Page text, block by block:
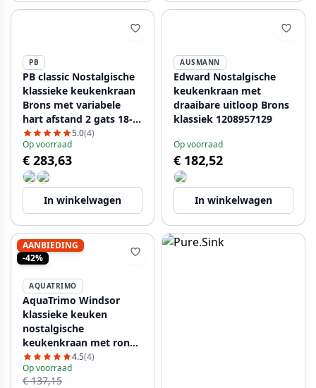
PB
PB classic Nostalgische
klassieke keukenkraan
Brons met variabele
hart afstand 2 gats 18-
25cm 1208954352
5.0(4)
Op voorraad
€ 283,63
In winkelwagen
AUSMANN
Edward Nostalgische
keukenkraan met
draaibare uitloop Brons
klassiek 1208957129
Op voorraad
€ 182,52
In winkelwagen
AANBIEDING
-42%
AQUATRIMO
AquaTrimo Windsor
klassieke keuken
nostalgische
keukenkraan met ronde
uitloop brons
21WS7652BN
4.5(4)
Op voorraad
€ 137,15